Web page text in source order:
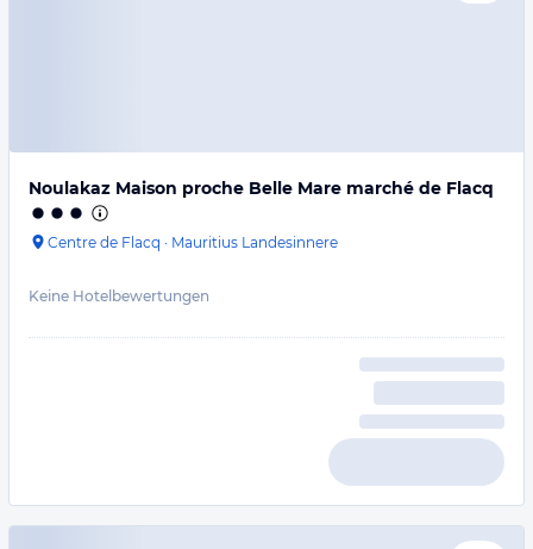
Noulakaz Maison proche Belle Mare marché de Flacq
Centre de Flacq · Mauritius Landesinnere
Keine Hotelbewertungen